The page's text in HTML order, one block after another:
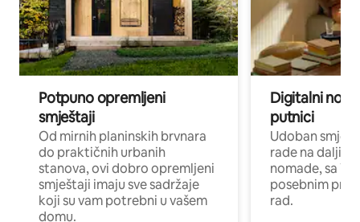
Potpuno opremljeni
smještaji
Od mirnih planinskih brvnara
do praktičnih urbanih
stanova, ovi dobro opremljeni
smještaji imaju sve sadržaje
koji su vam potrebni u vašem
domu.
Digitalni
putnici
Udoban
rade na
nomade, sa
posebnim
rad.